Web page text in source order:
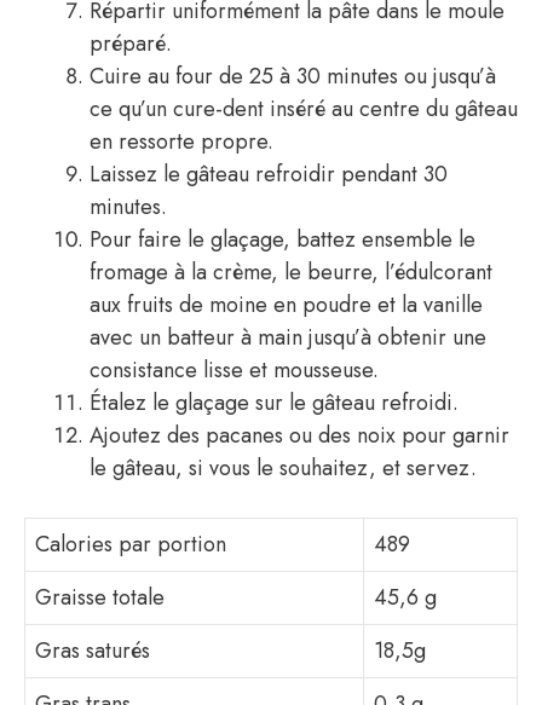
Répartir uniformément la pâte dans le moule
préparé.
Cuire au four de 25 à 30 minutes ou jusqu’à
ce qu’un cure-dent inséré au centre du gâteau
en ressorte propre.
Laissez le gâteau refroidir pendant 30
minutes.
Pour faire le glaçage, battez ensemble le
fromage à la crème, le beurre, l’édulcorant
aux fruits de moine en poudre et la vanille
avec un batteur à main jusqu’à obtenir une
consistance lisse et mousseuse.
Étalez le glaçage sur le gâteau refroidi.
Ajoutez des pacanes ou des noix pour garnir
le gâteau, si vous le souhaitez, et servez.
Calories par portion
489
Graisse totale
45,6 g
Gras saturés
18,5g